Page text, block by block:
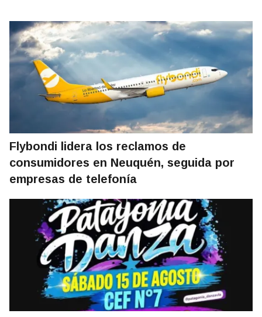
Flybondi lidera los reclamos de
consumidores en Neuquén, seguida por
empresas de telefonía